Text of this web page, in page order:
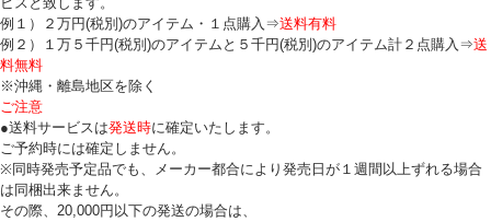
例１）２万円(税別)のアイテム・１点購入⇒送料有料
例２）１万５千円(税別)のアイテムと５千円(税別)のアイテム計２点購入⇒送
料無料
※沖縄・離島地区を除く
ご注意
●送料サービスは発送時に確定いたします。
ご予約時には確定しません。
※同時発売予定品でも、メーカー都合により発売日が１週間以上ずれる場合
は同梱出来ません。
その際、20,000円以下の発送の場合は、